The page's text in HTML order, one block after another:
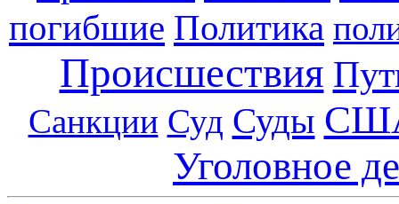
погибшие Политика
Происшествия
Санкции Суд Суды
Уголовное